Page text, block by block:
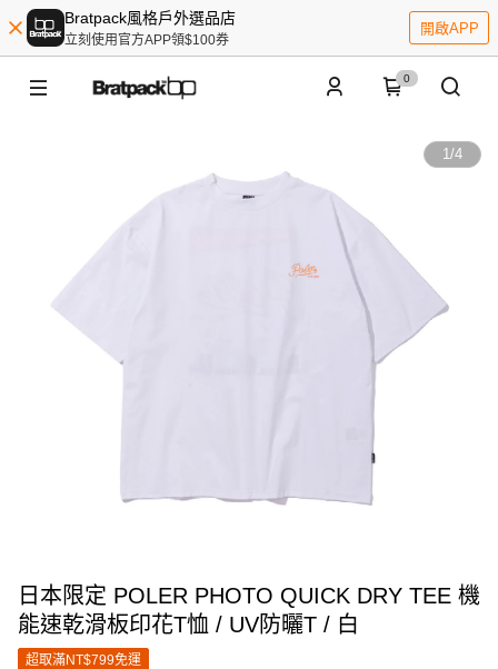
Bratpack風格戶外選品店
立刻使用官方APP領$100券
開啟APP
0
1/4
日本限定 POLER PHOTO QUICK DRY TEE 機
能速乾滑板印花T恤 / UV防曬T / 白
超取滿NT$799免運